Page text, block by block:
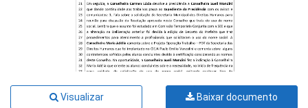
Visualizar Baixar documento